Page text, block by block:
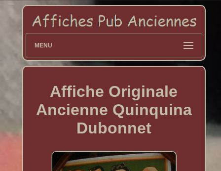
MENU
Affiche Originale
Ancienne Quinquina
Dubonnet